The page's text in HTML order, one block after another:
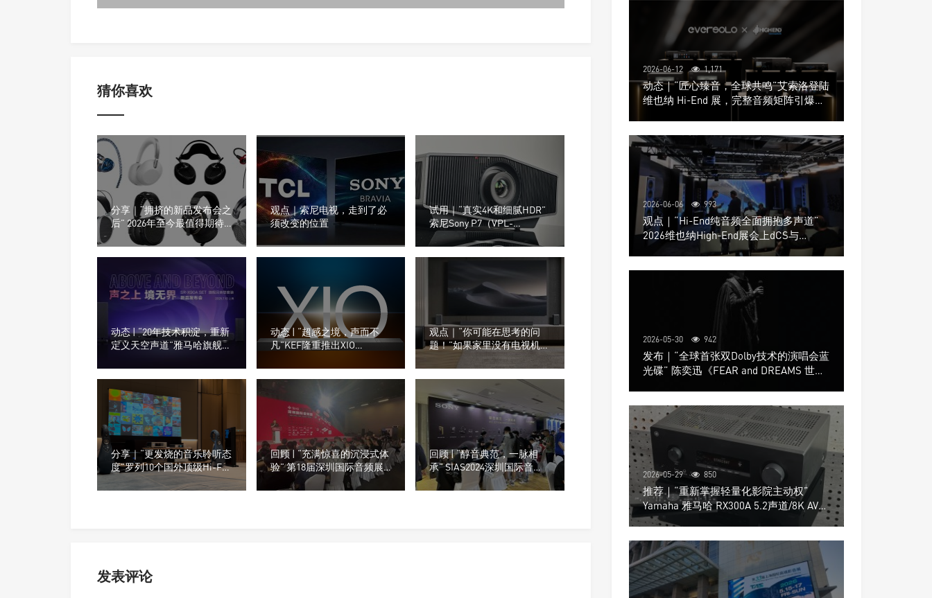
猜你喜欢
分享｜“拥挤的新品发布会之
后” 2026年至今最值得期待
的8款耳机产品
观点｜索尼电视，走到了必
须改变的位置
试用｜“真实4K和细腻HDR”
索尼Sony P7（VPL-
XW5100）超高清投影机
动态 | “20年技术积淀，重新
定义天空声道”雅马哈旗舰回
动态 | “超感之境，声而不
凡”KEF隆重推出XIO
验
观点｜“你可能在思考的问
题！”如果家里没有电视机，
买Soundbar还有什么意义？
分享｜“更发烧的音乐聆听态
度”罗列10个国外顶级Hi-Fi
数字音频播放器品牌
回顾 | “充满惊喜的沉浸式体
验” 第18届深圳国际音频展
SIAS在深圳深业上城隆重拉
开帷幕
回顾 | “醇音典范，一脉相
承” SIAS2024深圳国际音频
展，SONY索尼全系列随身听
与耳机产品亮相！
发表评论
2026-06-12 1,171
动态｜“匠心臻音，全球共鸣”艾索洛登陆
维也纳 Hi-End 展，完整音频矩阵引爆关
2026-06-06 993
观点｜“Hi-End纯音频全面拥抱多声道”
2026维也纳High-End展会上dCS与
Trinnov Audio搭建多声道演示系统
2026-05-30 942
发布｜“全球首张双Dolby技术的演唱会蓝
光碟” 陈奕迅《FEAR and DREAMS 世界
2026-05-29 850
推荐｜“重新掌握轻量化影院主动权”
Yamaha 雅马哈 RX300A 5.2声道/8K AV放
大器